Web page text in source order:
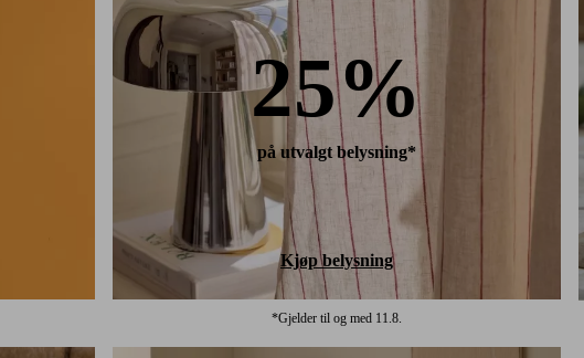
25%
på utvalgt belysning*
Kjøp belysning
*Gjelder til og med 11.8.